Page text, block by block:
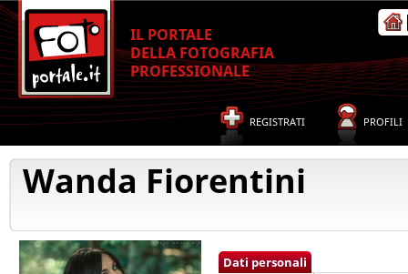
IL PORTALE
DELLA FOTOGRAFIA
PROFESSIONALE
REGISTRATI PROFILI
Wanda Fiorentini
Dati personali